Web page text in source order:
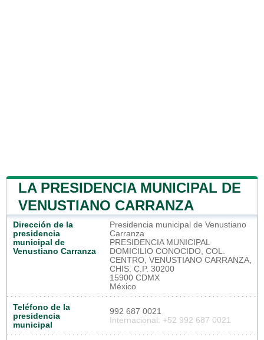
LA PRESIDENCIA MUNICIPAL DE
VENUSTIANO CARRANZA
Dirección de la
presidencia
municipal de
Venustiano Carranza
Presidencia municipal de Venustiano
Carranza
PRESIDENCIA MUNICIPAL
DOMICILIO CONOCIDO, COL.
CENTRO, VENUSTIANO CARRANZA,
CHIS. C.P. 30200
15900 CDMX
México
Teléfono de la
presidencia
municipal
992 687 0021
Internacional: +52 992 687 0021